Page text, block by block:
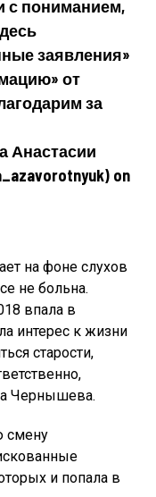
с пониманием,
заявления»
от
за
Анастасии
on
на фоне слухов
не больна.
впала в
интерес к жизни
старости,
Чернышева.
смену
и попала в